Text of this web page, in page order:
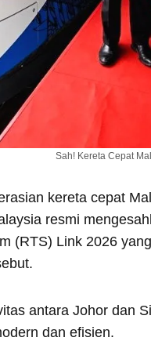
Sah! Kereta Cepat
kereta cepat
resmi
(RTS) Link 2026
antara Johor dan
dan efisien.